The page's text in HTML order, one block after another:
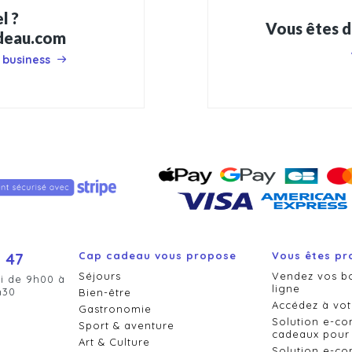
?
Vous êtes
de 9h00 à
Cap cadeau vous propose
Séjours
Bien-être
Gastronomie
Sport & aventure
Art & Culture
Vous êtes
Vendez vos
ligne
Accédez à
Solution e-
cadeaux